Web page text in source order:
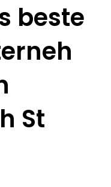
beste
St